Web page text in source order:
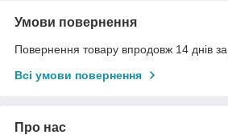
Умови повернення
Повернення товару впродовж 14 днів
Всі умови повернення
Про нас